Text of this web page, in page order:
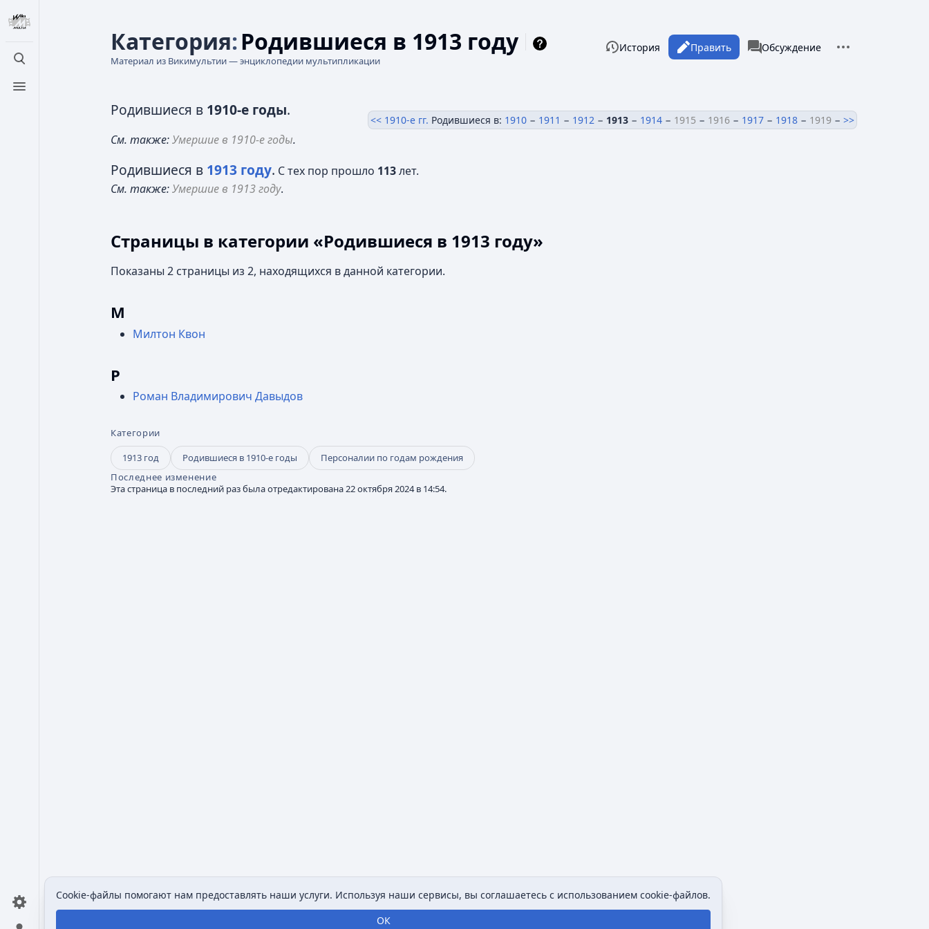
Открыть поиск
Открыть меню
Категория:Родившиеся в 1913 году
Материал из Викимультии — энциклопедии мультипликации
Просмотры
Читать Править
История associated-pages
Категория
Обсуждение Дополнительные
<< 1910-е гг. Родившиеся в: 1910 − 1911 − 1912 − 1913 − 1914 − 1915 − 1916 − 1917 − 1918 − 1919 − >>
Родившиеся в 1910-е годы.
См. также:Умершие в 1910-е годы.
Родившиеся в 1913 году. С тех пор прошло 113лет.
См. также:Умершие в 1913 году.
Страницы в категории «Родившиеся в 1913 году»
Показаны 2 страницы из 2, находящихся в данной категории.
М
Милтон Квон
Р
Роман Владимирович Давыдов
Категории
1913 год
Родившиеся в 1910-е годы
Персоналии по годам рождения
Последнее изменение
Эта страница в последний раз была отредактирована 22 октября 2024 в 14:54.
Cookie-файлы помогают нам предоставлять наши услуги. Используя наши сервисы, вы соглашаетесь с использованием cookie-файлов.
ОК